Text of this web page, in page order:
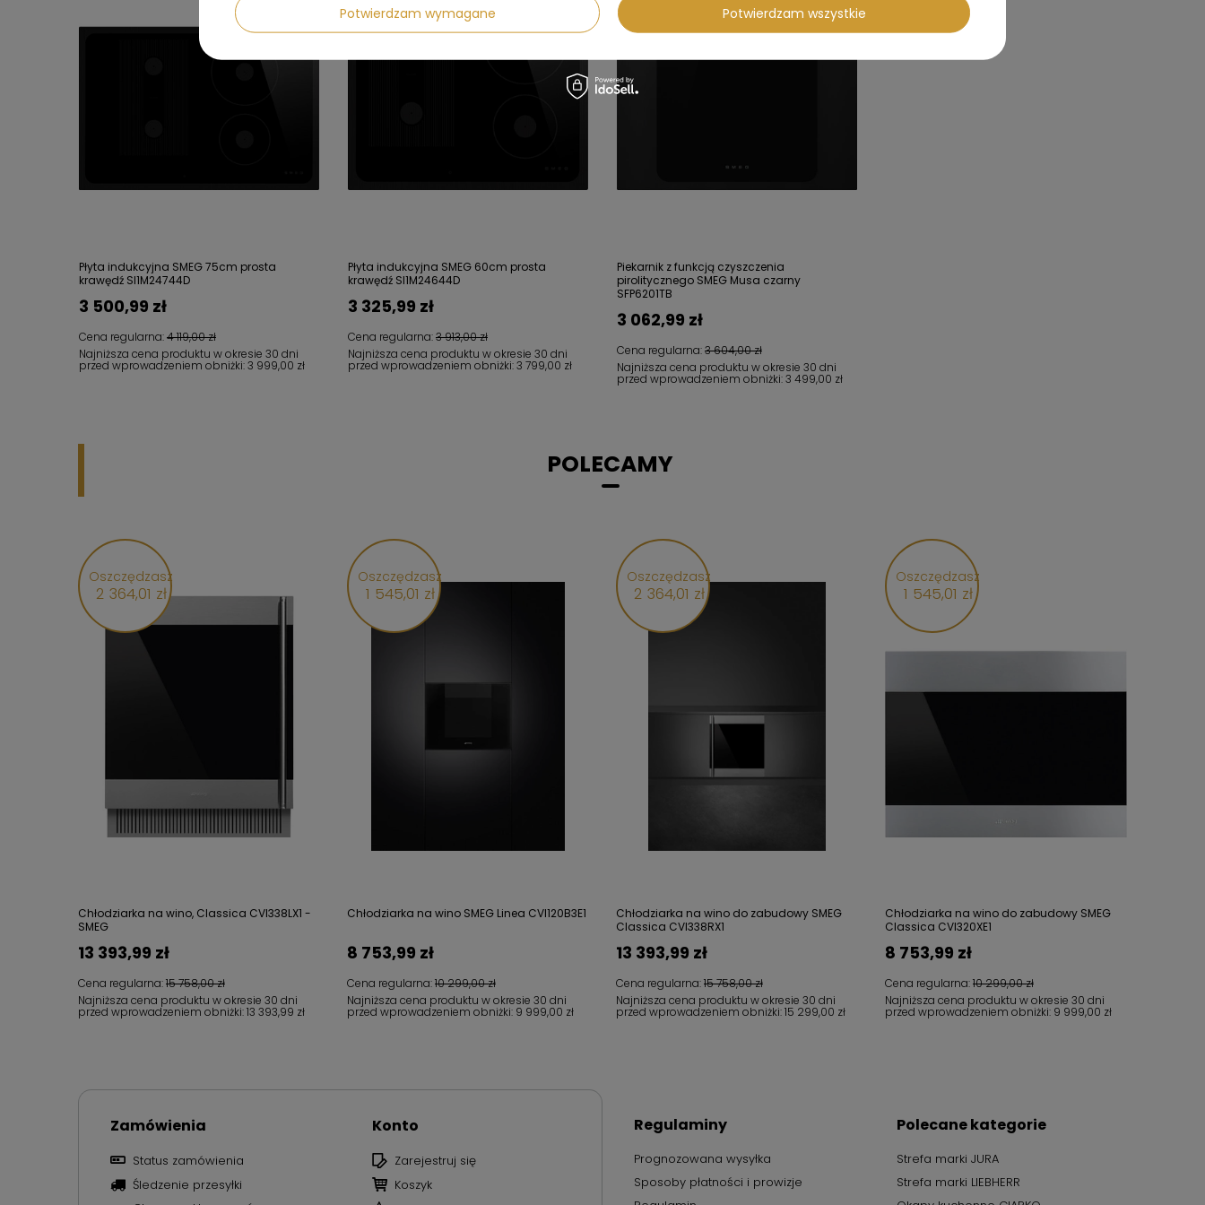
Płyta indukcyjna SMEG 75cm prosta
krawędź SI1M24744D
Cena regularna:4 119,00 zł
3 500,99 zł
Najniższa cena produktu w okresie 30 dni
przed wprowadzeniem obniżki:3 999,00 zł
Płyta indukcyjna SMEG 60cm prosta
krawędź SI1M24644D
Cena regularna:3 913,00 zł
3 325,99 zł
Najniższa cena produktu w okresie 30 dni
przed wprowadzeniem obniżki:3 799,00 zł
Piekarnik z funkcją czyszczenia
pirolitycznego SMEG Musa czarny
SFP6201TB
Cena regularna:3 604,00 zł
3 062,99 zł
Najniższa cena produktu w okresie 30 dni
przed wprowadzeniem obniżki:3 499,00 zł
POLECAMY
Oszczędzasz
2 364,01 zł
Chłodziarka na wino, Classica CVI338LX1 -
SMEG
Cena regularna:15 758,00 zł
13 393,99 zł
Najniższa cena produktu w okresie 30 dni
przed wprowadzeniem obniżki:13 393,99 zł
Oszczędzasz
1 545,01 zł
Chłodziarka na wino SMEG Linea CVI120B3E1
Cena regularna:10 299,00 zł
8 753,99 zł
Najniższa cena produktu w okresie 30 dni
przed wprowadzeniem obniżki: 9 999,00 zł
Oszczędzasz
2 364,01 zł
Chłodziarka na wino do zabudowy SMEG
Classica CVI338RX1
Cena regularna:15 758,00 zł
13 393,99 zł
Najniższa cena produktu w okresie 30 dni
przed wprowadzeniem obniżki:15 299,00 zł
Oszczędzasz
1 545,01 zł
Chłodziarka na wino do zabudowy SMEG
Classica CVI320XE1
Cena regularna:10 299,00 zł
8 753,99 zł
Najniższa cena produktu w okresie 30 dni
przed wprowadzeniem obniżki: 9 999,00 zł
Zamówienia
Status zamówienia
Śledzenie przesyłki
Konto
Zarejestruj się
Koszyk
Regulaminy
Prognozowana wysyłka
Sposoby płatności i prowizje
Polecane kategorie
Strefa marki JURA
Strefa marki LIEBHERR
Potwierdzam wymagane Potwierdzam wszystkie